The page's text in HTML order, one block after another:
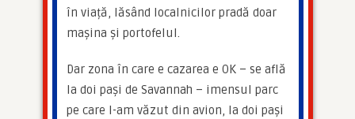
în viață, lăsând localnicilor pradă doar
mașina și portofelul.
Dar zona în care e cazarea e OK – se află
la doi pași de Savannah – imensul parc
pe care l-am văzut din avion, la doi pași